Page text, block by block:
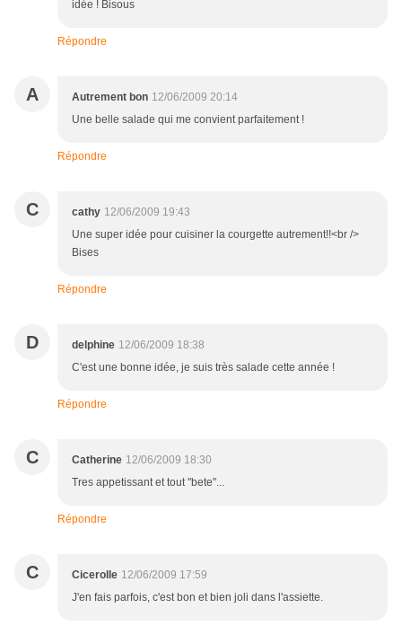
idée ! Bisous
Répondre
A Autrement bon 12/06/2009 20:14
Une belle salade qui me convient parfaitement !
Répondre
C cathy 12/06/2009 19:43
Une super idée pour cuisiner la courgette autrement!!<br />
Bises
Répondre
D delphine 12/06/2009 18:38
C'est une bonne idée, je suis très salade cette année !
Répondre
C Catherine 12/06/2009 18:30
Tres appetissant et tout "bete"...
Répondre
C Cicerolle 12/06/2009 17:59
J'en fais parfois, c'est bon et bien joli dans l'assiette.